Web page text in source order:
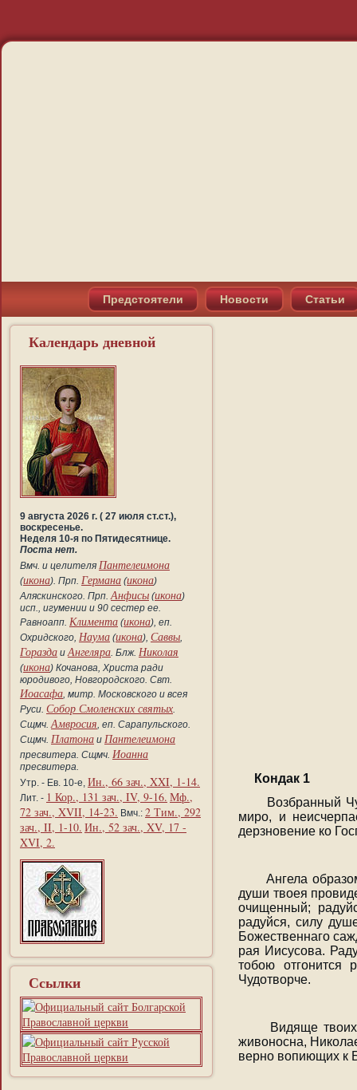
Предстоятели Новости Статьи
Календарь дневной
9 августа 2026 г. ( 27 июля ст.ст.),
воскресенье.
Неделя 10-я по Пятидесятнице.
Поста нет.
Вмч. и целителя Пантелеимона
(икона). Прп. Германа (икона)
Аляскинского. Прп.Анфисы (икона)
исп., игумении и 90 сестер ее.
Равноапп. Климента (икона), еп.
Охридского, Наума (икона), Саввы,
Горазда иАнгеляра. Блж. Николая
(икона) Кочанова, Христа ради
юродивого, Новгородского. Свт.
Иоасафа, митр. Московского и всея
Руси. Собор Смоленских святых.
Сщмч.Амвросия, еп. Сарапульского.
Сщмч. Платона и Пантелеимона
пресвитера. Сщмч. Иоанна
пресвитера.
Утр. - Ев. 10-е, Ин., 66 зач., XXI, 1-14.
Лит. - 1 Кор., 131 зач., IV, 9-16. Мф.,
72 зач., XVII, 14-23. Вмч.: 2 Тим., 292
зач., II, 1-10. Ин., 52 зач., XV, 17 -
XVI, 2.
Ссылки
Кондак 1
Возбранный
миро, и
дерзновение ко
Ангела
души твоея
очищенный;
радуйся, силу
Божественнаго
рая Иисусова.
тобою отгонится
Чудотворче.
Видяще твоих
живоносна,
верно вопиющих к